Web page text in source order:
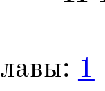
1